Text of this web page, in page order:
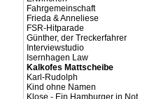
Fahrgemeinschaft
Frieda & Anneliese
FSR-Hitparade
Günther, der Treckerfahrer
Interviewstudio
Isernhagen Law
Kalkofes Mattscheibe
Karl-Rudolph
Kind ohne Namen
Klose - Ein Hamburger in Not